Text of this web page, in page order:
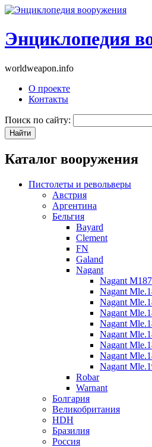
Энциклопедия
worldweapon.info
О проекте
Контакты
Поиск по сайту:
Каталог вооружения
Пистолеты и револьверы
Австрия
Аргентина
Бельгия
Bayard
Clement
FN
Galand
Nagant
Nagant
Nagant
Nagant
Nagant
Nagant
Nagant
Nagant
Nagant
Nagant
Robar
Warnant
Болгария
Великобритания
HDH
Бразилия
Россия